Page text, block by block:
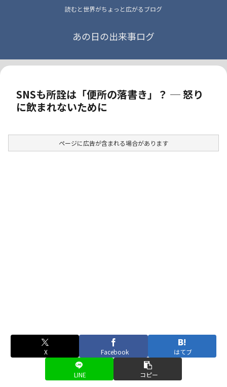
読むと世界がちょっと広がるブログ
あの日の出来事ログ
SNSも所詮は「便所の落書き」？ ─ 怒り
に飲まれないために
ページに広告が含まれる場合があります
X Facebook はてブ
LINE コピー